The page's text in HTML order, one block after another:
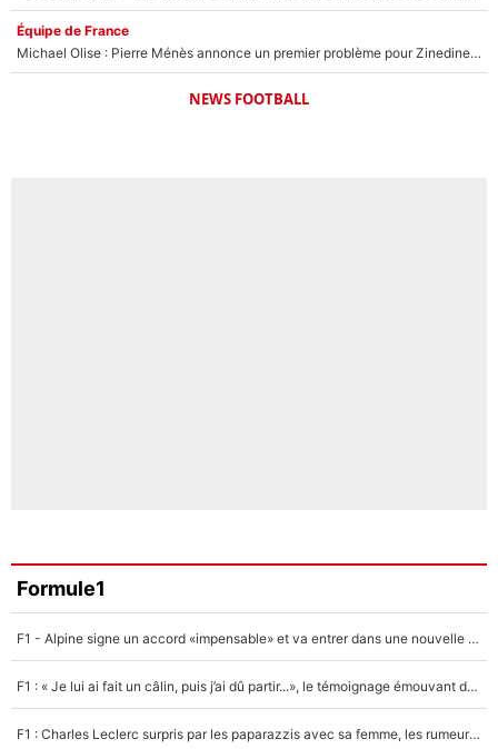
Équipe de France
Michael Olise : Pierre Ménès annonce un premier problème pour Zinedine Zidane en équipe de France
NEWS FOOTBALL
Formule1
F1 - Alpine signe un accord «impensable» et va entrer dans une nouvelle dimension : Grande nouvelle pour Pierre Gasly !
F1 : « Je lui ai fait un câlin, puis j’ai dû partir...», le témoignage émouvant de Max Verstappen sur sa fille
F1 : Charles Leclerc surpris par les paparazzis avec sa femme, les rumeurs étaient vraies !